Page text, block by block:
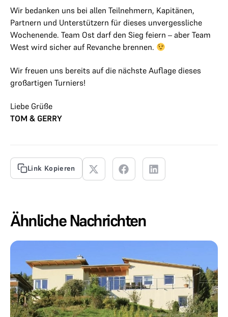
Wir bedanken uns bei allen Teilnehmern, Kapitänen,
Partnern und Unterstützern für dieses unvergessliche
Wochenende. Team Ost darf den Sieg feiern – aber Team
West wird sicher auf Revanche brennen.
Wir freuen uns bereits auf die nächste Auflage dieses
großartigen Turniers!
Liebe Grüße
TOM & GERRY
Link Kopieren
Ähnliche Nachrichten